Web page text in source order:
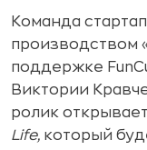
Команда
производством
поддержке
Виктории
ролик
Life, который